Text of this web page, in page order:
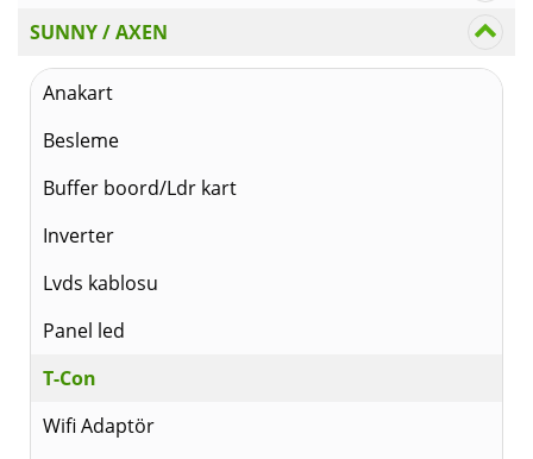
SUNNY / AXEN
Anakart
Besleme
Buffer boord/Ldr kart
Inverter
Lvds kablosu
Panel led
T-Con
Wifi Adaptör